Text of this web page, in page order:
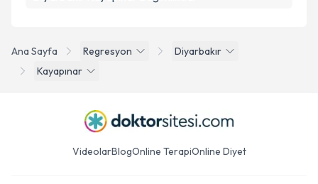
Ana Sayfa Regresyon
Diyarbakır
Kayapınar
VideolarBlogOnline TerapiOnline Diyet